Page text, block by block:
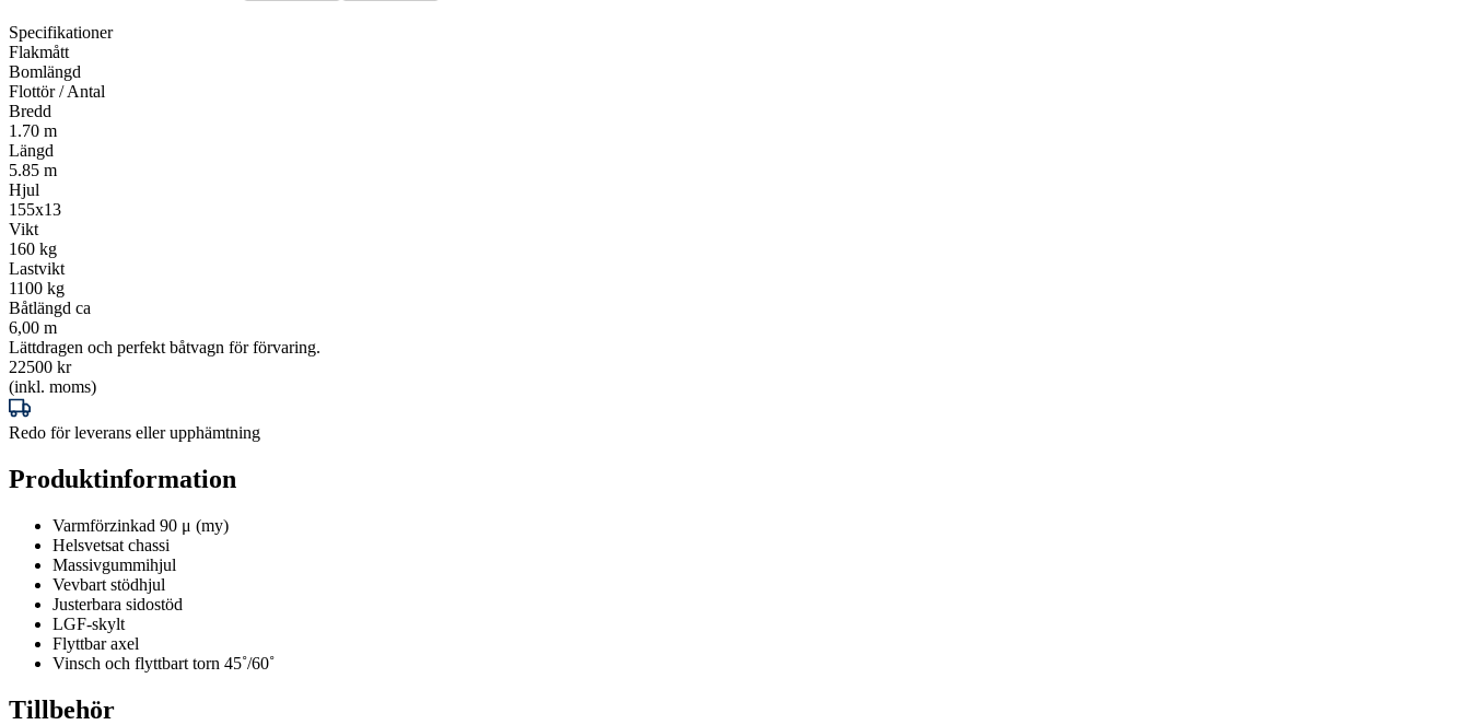
Specifikationer
Flakmått
Bomlängd
Flottör / Antal
Bredd
1.70 m
Längd
5.85 m
Hjul
155x13
Vikt
160 kg
Lastvikt
1100 kg
Båtlängd ca
6,00 m
Lättdragen och perfekt båtvagn för förvaring.
22500 kr
(inkl. moms)
Redo för leverans eller upphämtning
Produktinformation
Varmförzinkad 90 μ (my)
Helsvetsat chassi
Massivgummihjul
Vevbart stödhjul
Justerbara sidostöd
LGF-skylt
Flyttbar axel
Vinsch och flyttbart torn 45˚/60˚
Tillbehör